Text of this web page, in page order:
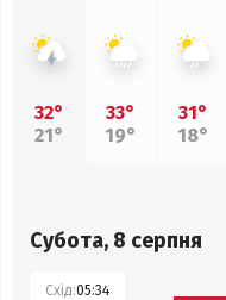
32°
21°
33°
19°
31°
18°
Субота, 8 серпня
Схід:05:34